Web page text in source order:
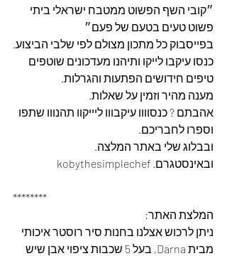
״קובי השף הפשוט ממטבח ישראלי ביתי
פשוט טעים בטעם של פעם״
בפייסבוק כל מתכון מצולם לפי שלבי הביצוע.
כנסו עיקבו לייקו ותיהנו מעדכונים שוטפים
טיפים חידושים הפתעות והגרלות.
מענה מהיר וזמין על שאלות.
אהבתם ? כנסוווו עיקבווו ליייקוו תהנווו שתפו
וספרו לחבריכם.
ובבלוג שלי באתר המלצה.
ובאינסטגרם. kobythesimplechef
********
המלצת האתר:
ניתן לרכוש אצלנו בחנות סיר רוסטר איכותי
מבית Darna, בעל 5 שכבות ציפוי אבן שיש